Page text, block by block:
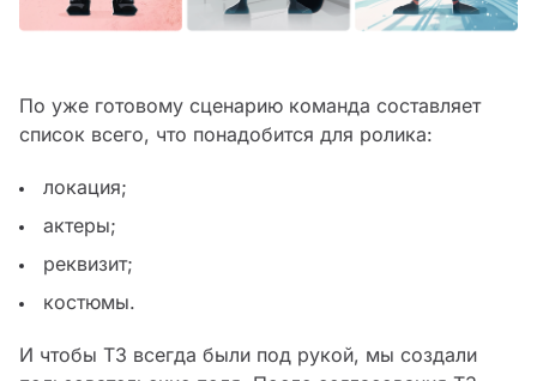
По уже готовому сценарию команда составляет
список всего, что понадобится для ролика:
локация;
актеры;
реквизит;
костюмы.
И чтобы ТЗ всегда были под рукой, мы создали